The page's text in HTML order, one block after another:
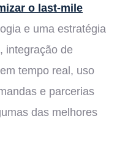
o last-mile
e uma estratégia
integração de
tempo real, uso
e parcerias
das melhores